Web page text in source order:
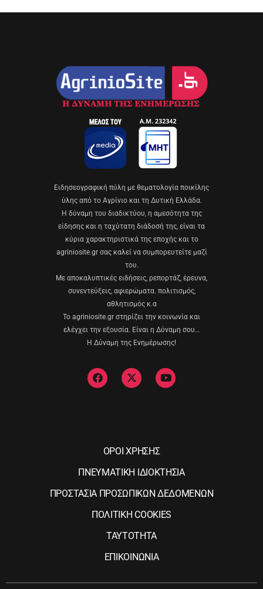
Eιδησεογραφική πύλη με θεματολογία ποικίλης
ύλης από το Αγρίνιο και τη Δυτική Ελλάδα.
Η δύναμη του διαδικτύου, η αμεσότητα της
είδησης και η ταχύτατη διάδοσή της, είναι τα
κύρια χαρακτηριστικά της εποχής και το
agriniosite.gr σας καλεί να συμπορευτείτε μαζί
του.
Με αποκαλυπτικές ειδήσεις, ρεπορτάζ, έρευνα,
συνεντεύξεις, αφιερώματα. πολιτισμός,
αθλητισμός κ.α
Το agriniosite.gr στηρίζει την κοινωνία και
ελέγχει την εξουσία. Είναι η Δύναμη σου…
Η Δύναμη της Ενημέρωσης!
ΟΡΟΙ ΧΡΗΣΗΣ
ΠΝΕΥΜΑΤΙΚΗ ΙΔΙΟΚΤΗΣΙΑ
ΠΡΟΣΤΑΣΙΑ ΠΡΟΣΩΠΙΚΩΝ ΔΕΔΟΜΕΝΩΝ
ΠΟΛΙΤΙΚΗ COOKIES
ΤΑΥΤΟΤΗΤΑ
ΕΠΙΚΟΙΝΩΝΙΑ